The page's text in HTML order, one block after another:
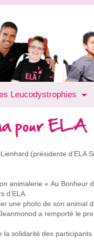
Leucodystrophies
pour ELA
(présidente
animalerie « Au
d’ELA.
une photo de son
a remporté le
la solidarité des